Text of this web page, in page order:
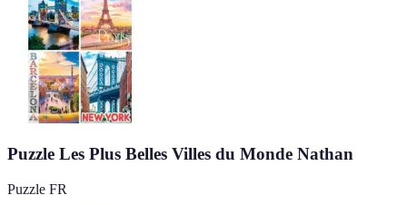
Puzzle Les Plus Belles Villes du Monde Nathan
Puzzle FR